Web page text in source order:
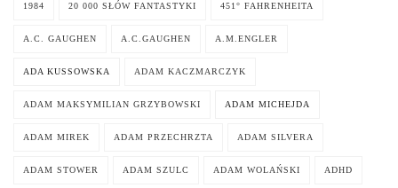
1984 20 000 SŁÓW FANTASTYKI 451° FAHRENHEITA
A.C. GAUGHEN A.C.GAUGHEN A.M.ENGLER
ADA KUSSOWSKA ADAM KACZMARCZYK
ADAM MAKSYMILIAN GRZYBOWSKI ADAM MICHEJDA
ADAM MIREK ADAM PRZECHRZTA ADAM SILVERA
ADAM STOWER ADAM SZULC ADAM WOLAŃSKI ADHD